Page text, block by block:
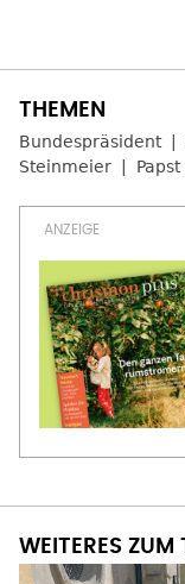
Bundespräsident
Steinmeier
WEITERES ZUM